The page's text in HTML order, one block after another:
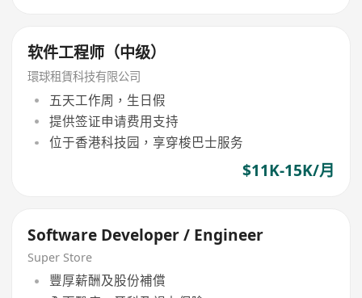
软件工程师（中级）
環球租賃科技有限公司
五天工作周，生日假
提供签证申请费用支持
位于香港科技园，享穿梭巴士服务
$11K-15K/月
Software Developer / Engineer
Super Store
豐厚薪酬及股份補償